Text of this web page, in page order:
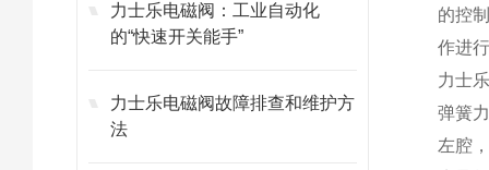
力士乐电磁阀：工业自动化
的“快速开关能手”
力士乐电磁阀故障排查和维护方
法
的控
作进
力士
弹簧
左腔